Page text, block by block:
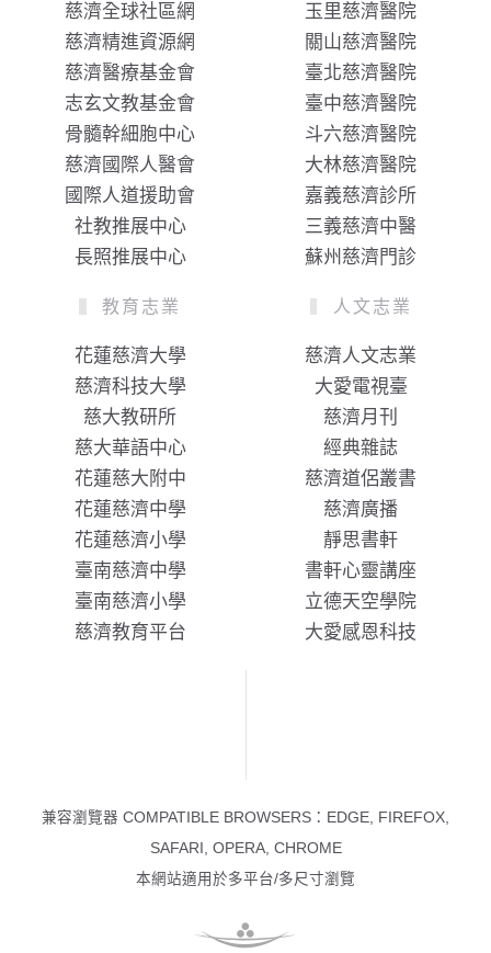
慈濟全球社區網
慈濟精進資源網
慈濟醫療基金會
志玄文教基金會
骨髓幹細胞中心
慈濟國際人醫會
國際人道援助會
社教推展中心
長照推展中心
玉里慈濟醫院
關山慈濟醫院
臺北慈濟醫院
臺中慈濟醫院
斗六慈濟醫院
大林慈濟醫院
嘉義慈濟診所
三義慈濟中醫
蘇州慈濟門診
教育志業
花蓮慈濟大學
慈濟科技大學
慈大教研所
慈大華語中心
花蓮慈大附中
花蓮慈濟中學
花蓮慈濟小學
臺南慈濟中學
臺南慈濟小學
慈濟教育平台
人文志業
慈濟人文志業
大愛電視臺
慈濟月刊
經典雜誌
慈濟道侶叢書
慈濟廣播
靜思書軒
書軒心靈講座
立德天空學院
大愛感恩科技
兼容瀏覽器 COMPATIBLE BROWSERS：EDGE, FIREFOX,
SAFARI, OPERA, CHROME
本網站適用於多平台/多尺寸瀏覽